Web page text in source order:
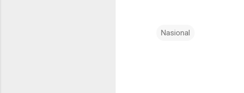
Nasional